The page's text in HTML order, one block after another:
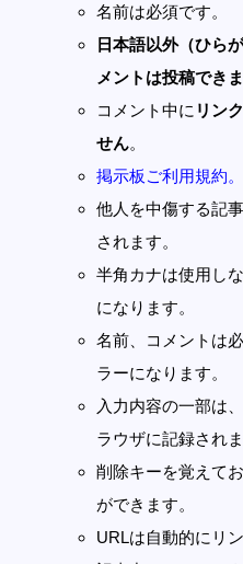
名前は必須です。
日本語以外（ひら
メントは投稿できま
コメント中に リン
せん。
掲示板ご利用規約
他人を中傷する記
されます。
半角カナは使用し
になります。
名前、コメントは
ラーになります。
入力内容の一部は
ラウザに記録されま
削除キーを覚えて
ができます。
URLは自動的にリ